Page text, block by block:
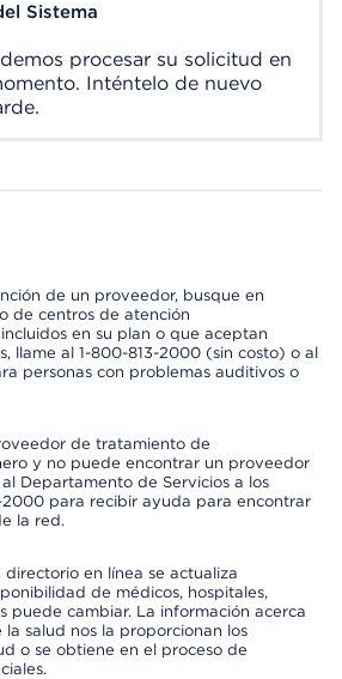
Sistema
procesar su solicitud en
Inténtelo de nuevo
de un proveedor, busque en
de centros de atención
en su plan o que aceptan
llame al 1-800-813-2000 (sin costo) o al
personas con problemas auditivos o
de tratamiento de
y no puede encontrar un proveedor
Departamento de Servicios a los
2000 para recibir ayuda para encontrar
la red.
en línea se actualiza
de médicos, hospitales,
puede cambiar. La información acerca
salud nos la proporcionan los
o se obtiene en el proceso de